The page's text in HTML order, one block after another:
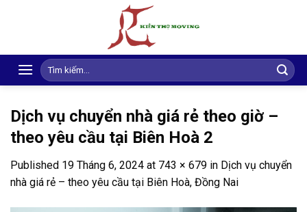
Search
for:
Dịch vụ chuyển nhà giá rẻ theo giờ –
theo yêu cầu tại Biên Hoà 2
Published 19 Tháng 6, 2024 at 743 × 679 in Dịch vụ chuyển
nhà giá rẻ – theo yêu cầu tại Biên Hoà, Đồng Nai